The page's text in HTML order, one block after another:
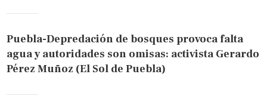
Puebla-Depredación de bosques provoca falta
agua y autoridades son omisas: activista Gerardo
Pérez Muñoz (El Sol de Puebla)